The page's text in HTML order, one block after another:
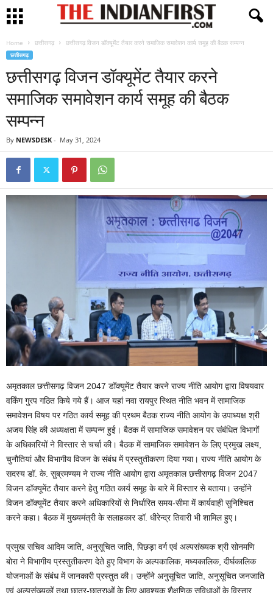
Home छत्तीसगढ़ छत्तीसगढ़ विजन डॉक्यूमेंट तैयार करने समाजिक समावेशन कार्य समूह की बैठक सम्पन्न
छत्तीसगढ़
छत्तीसगढ़ विजन डॉक्यूमेंट तैयार करने
समाजिक समावेशन कार्य समूह की बैठक
सम्पन्न
By NEWSDESK - May 31, 2024
अमृतकाल छत्तीसगढ़ विजन 2047 डॉक्यूमेंट तैयार करने राज्य नीति आयोग द्वारा विषयवार
वर्किंग गु्रप गठित किये गये हैं। आज यहां नवा रायपुर स्थित नीति भवन में सामाजिक
समावेशन विषय पर गठित कार्य समूह की प्रथम बैठक राज्य नीति आयोग के उपाध्यक्ष श्री
अजय सिंह की अध्यक्षता में सम्पन्न हुई। बैठक में सामाजिक समावेशन पर संबंधित विभागों
के अधिकारियों ने विस्तार से चर्चा की। बैठक में सामाजिक समावेशन के लिए प्रमुख लक्ष्य,
चुनौतियां और विभागीय विजन के संबंध में प्रस्तुतीकरण दिया गया। राज्य नीति आयोग के
सदस्य डॉ. के. सुब्रमण्यम ने राज्य नीति आयोग द्वारा अमृतकाल छत्तीसगढ़ विजन 2047
विजन डॉक्यूमेंट तैयार करने हेतु गठित कार्य समूह के बारे में विस्तार से बताया। उन्होंने
विजन डॉक्यूमेंट तैयार करने अधिकारियों से निर्धारित समय-सीमा में कार्यवाही सुनिश्चित
करने कहा। बैठक में मुख्यमंत्री के सलाहकार डॉ. धीरेन्द्र तिवारी भी शामिल हुए।
प्रमुख सचिव आदिम जाति, अनुसूचित जाति, पिछड़ा वर्ग एवं अल्पसंख्यक श्री सोनमणि
बोरा ने विभागीय प्रस्तुतीकरण देते हुए विभाग के अल्पकालिक, मध्यकालिक, दीर्घकालिक
योजनाओं के संबंध में जानकारी प्रस्तुत की। उन्होंने अनुसूचित जाति, अनुसूचित जनजाति
एवं अल्पसंख्यकों तथा छात्र-छात्राओं के लिए आवश्यक शैक्षणिक सुविधाओं के विस्तार,